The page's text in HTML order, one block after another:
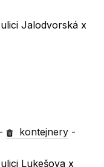
Jalodvorská x
- kontejnery -
Lukešova x